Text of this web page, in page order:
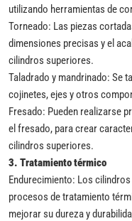
utilizando herramientas de
Torneado: Las piezas
dimensiones precisas y el
cilindros superiores.
Taladrado y mandrinado: Se
cojinetes, ejes y otros
Fresado: Pueden realizarse
el fresado, para crear
cilindros superiores.
3. Tratamiento térmico
Endurecimiento: Los
procesos de tratamiento
mejorar su dureza y